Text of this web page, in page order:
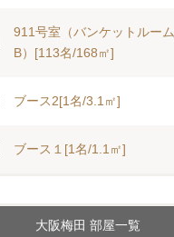
911号室（バンケットルーム
B）[113名/168㎡]
ブース2[1名/3.1㎡]
ブース１[1名/1.1㎡]
大阪梅田 部屋一覧